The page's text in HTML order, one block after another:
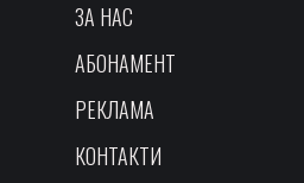
ЗА НАС
АБОНАМЕНТ
РЕКЛАМА
КОНТАКТИ